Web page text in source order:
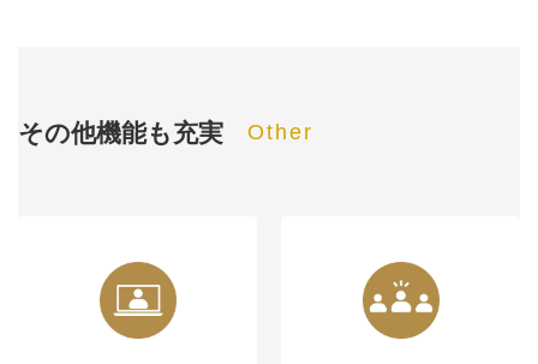
その他機能も充実 Other